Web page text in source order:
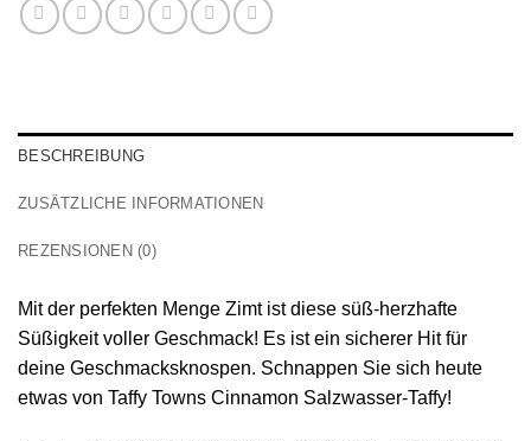
BESCHREIBUNG
ZUSÄTZLICHE INFORMATIONEN
REZENSIONEN (0)
Mit der perfekten Menge Zimt ist diese süß-herzhafte
Süßigkeit voller Geschmack! Es ist ein sicherer Hit für
deine Geschmacksknospen. Schnappen Sie sich heute
etwas von Taffy Towns Cinnamon Salzwasser-Taffy!